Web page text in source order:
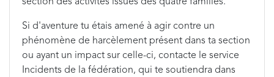
Si d'aventure tu étais amené à agir contre un
phénomène de harcèlement présent dans ta section
ou ayant un impact sur celle-ci, contacte le service
Incidents de la fédération, qui te soutiendra dans